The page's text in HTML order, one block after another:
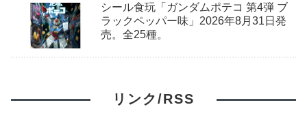
シール食玩「ガンダムポテコ 第4弾 ブ
ラックペッパー味」2026年8月31日発
売。全25種。
リンク/RSS